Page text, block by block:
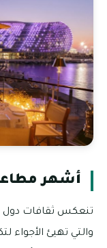
أشهر
تنعكس ثقافات دول
والتي تهيئ الأجواء